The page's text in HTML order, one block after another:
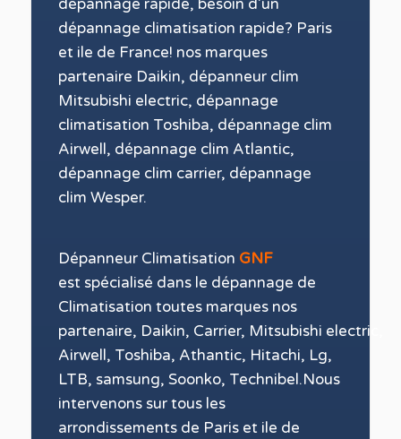
dépannage rapide, besoin d’un
dépannage climatisation rapide? Paris
et ile de France! nos marques
partenaire Daikin, dépanneur clim
Mitsubishi electric, dépannage
climatisation Toshiba, dépannage clim
Airwell, dépannage clim Atlantic,
dépannage clim carrier, dépannage
clim Wesper.
Dépanneur Climatisation GNF
est spécialisé dans le dépannage de
Climatisation toutes marques nos
partenaire, Daikin, Carrier, Mitsubishi electric,
Airwell, Toshiba, Athantic, Hitachi, Lg,
LTB, samsung, Soonko, Technibel.Nous
intervenons sur tous les
arrondissements de Paris et ile de